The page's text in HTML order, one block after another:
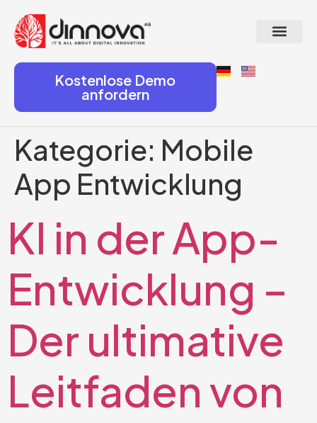
Kostenlose Demo
anfordern
Kategorie: Mobile
App Entwicklung
KI in der App-
Entwicklung –
Der ultimative
Leitfaden von